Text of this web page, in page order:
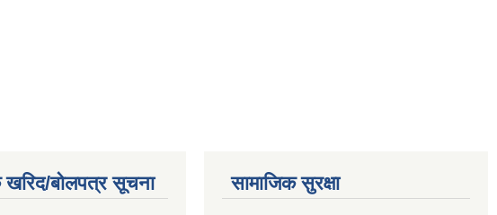
खरिद/बोलपत्र सूचना सामाजिक सुरक्षा